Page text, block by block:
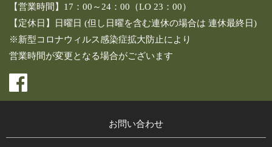
【営業時間】17：00～24：00（LO 23：00）
【定休日】日曜日 (但し日曜を含む連休の場合は 連休最終日)
※新型コロナウィルス感染症拡大防止により
営業時間が変更となる場合がございます
お問い合わせ